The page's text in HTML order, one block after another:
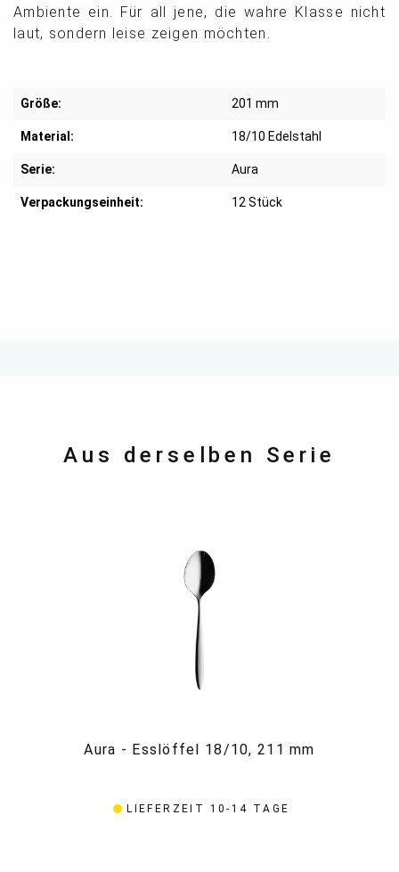
Ambiente ein. Für all jene, die wahre Klasse nicht
laut, sondern leise zeigen möchten.
Größe: 201 mm
Material: 18/10 Edelstahl
Serie: Aura
Verpackungseinheit: 12 Stück
Aus derselben Serie
Aura - Esslöffel 18/10, 211 mm
LIEFERZEIT 10-14 TAGE